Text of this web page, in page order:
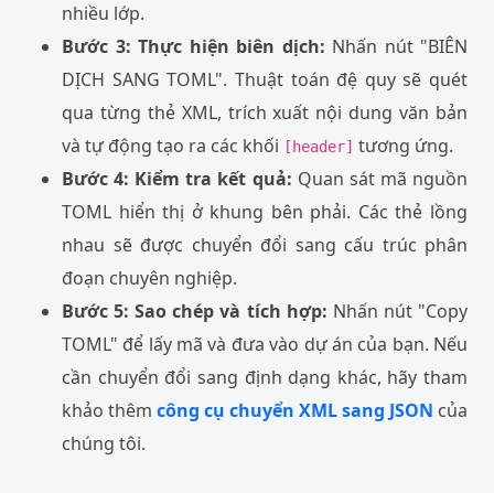
nhiều lớp.
Bước 3: Thực hiện biên dịch: Nhấn nút "BIÊN
DỊCH SANG TOML". Thuật toán đệ quy sẽ quét
qua từng thẻ XML, trích xuất nội dung văn bản
và tự động tạo ra các khối [header] tương ứng.
Bước 4: Kiểm tra kết quả: Quan sát mã nguồn
TOML hiển thị ở khung bên phải. Các thẻ lồng
nhau sẽ được chuyển đổi sang cấu trúc phân
đoạn chuyên nghiệp.
Bước 5: Sao chép và tích hợp: Nhấn nút "Copy
TOML" để lấy mã và đưa vào dự án của bạn. Nếu
cần chuyển đổi sang định dạng khác, hãy tham
khảo thêm công cụ chuyển XML sang JSON của
chúng tôi.